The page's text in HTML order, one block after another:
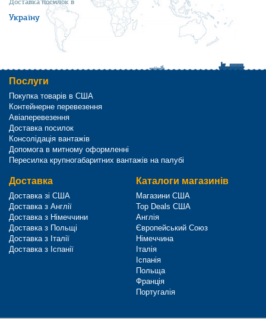
Україну
Послуги
Покупка товарів в США
Контейнерне перевезення
Авіаперевезення
Доставка посилок
Консолідація вантажів
Допомога в митному оформленні
Пересилка крупногабаритних вантажів на палубі
Доставка
Доставка зі США
Доставка з Англії
Доставка з Німеччини
Доставка з Польщі
Доставка з Італії
Доставка з Іспанії
Каталоги магазинів
Магазини США
Top Deals США
Англія
Європейський Союз
Німеччина
Італія
Іспанія
Польща
Франція
Португалія